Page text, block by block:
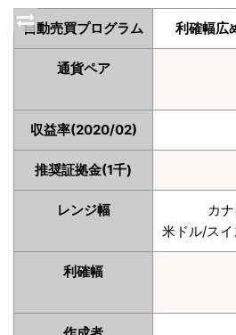
自動売買プログラム 利確幅広
通貨ペア
収益率(2020/02)
推奨証拠金(1千)
レンジ幅
カ
米ドル/ス
利確幅